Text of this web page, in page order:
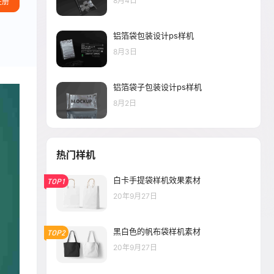
铝箔袋包装设计ps样机
8月3日
铝箔袋子包装设计ps样机
8月2日
热门样机
TOP1 白卡手提袋样机效果素材
20年9月27日
TOP2 黑白色的帆布袋样机素材
20年9月27日